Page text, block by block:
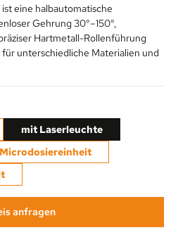
eine halbautomatische
Gehrung 30°–150°,
Hartmetall-Rollenführung
unterschiedliche Materialien und
mit Laserleuchte
anfragen